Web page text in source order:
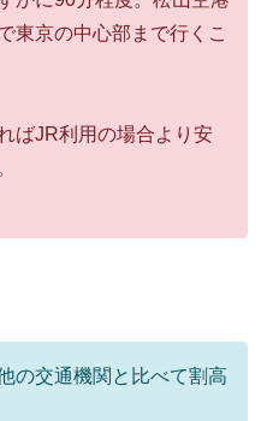
東京の中心部まで行くこ
ばJR利用の場合より安
の交通機関と比べて割高